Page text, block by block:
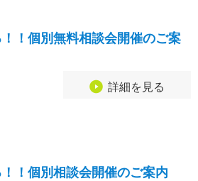
！個別無料相談会開催のご案
詳細を見る
！個別相談会開催のご案内